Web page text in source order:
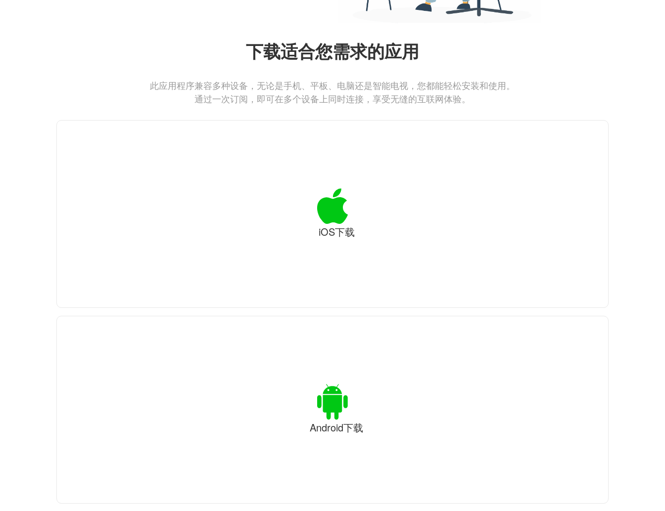
下载适合您需求的应用
此应用程序兼容多种设备，无论是手机、平板、电脑还是智能电视，您都能轻松安装和使用。
通过一次订阅，即可在多个设备上同时连接，享受无缝的互联网体验。
iOS下载
Android下载